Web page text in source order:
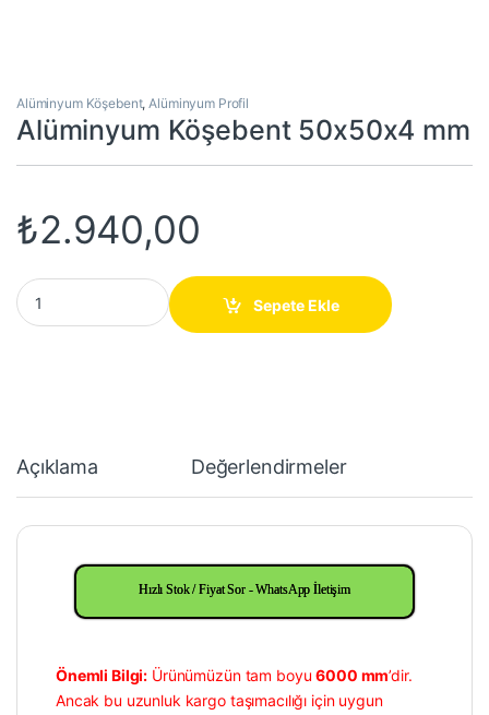
Alüminyum Köşebent,Alüminyum Profil
Alüminyum Köşebent 50x50x4 mm
₺2.940,00
Alüminyum Köşebent 50x50x4 mm quantity
Sepete Ekle
Açıklama Değerlendirmeler
Hızlı Stok / Fiyat Sor - WhatsApp İletişim
Önemli Bilgi: Ürünümüzün tam boyu6000 mm’dir.
Ancak bu uzunluk kargo taşımacılığı için uygun